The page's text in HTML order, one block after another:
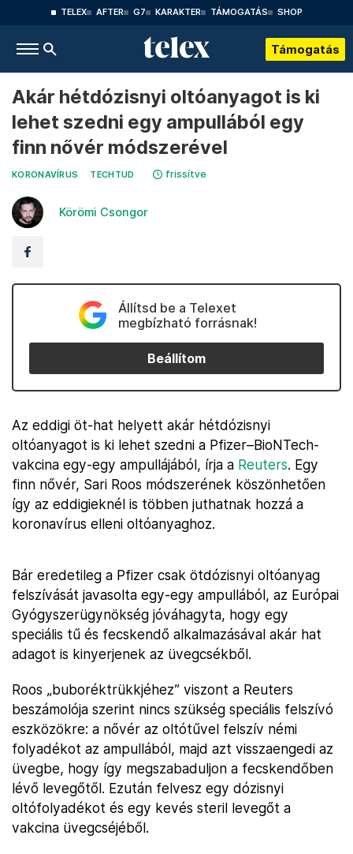
TELEX AFTER G7 KARAKTER TÁMOGATÁS SHOP
Támogatás
Akár hétdózisnyi oltóanyagot is ki
lehet szedni egy ampullából egy
finn nővér módszerével
KORONAVÍRUS TECHTUD frissítve
Körömi Csongor
Állítsd be a Telexet
megbízható forrásnak!
Beállítom
Az eddigi öt-hat helyett akár hétdózisnyi
oltóanyagot is ki lehet szedni a Pfizer–BioNTech-
vakcina egy-egy ampullájából, írja a Reuters. Egy
finn nővér, Sari Roos módszerének köszönhetően
így az eddigieknél is többen juthatnak hozzá a
koronavírus elleni oltóanyaghoz.
Bár eredetileg a Pfizer csak ötdózisnyi oltóanyag
felszívását javasolta egy-egy ampullából, az Európai
Gyógyszerügynökség jóváhagyta, hogy egy
speciális tű és fecskendő alkalmazásával akár hat
adagot is kinyerjenek az üvegcsékből.
Roos „buboréktrükkjéhez” viszont a Reuters
beszámolója szerint nincs szükség speciális felszívó
eszközökre: a nővér az oltótűvel felszív némi
folyadékot az ampullából, majd azt visszaengedi az
üvegbe, hogy így megszabaduljon a fecskendőben
lévő levegőtől. Ezután felvesz egy dózisnyi
oltófolyadékot és egy kevés steril levegőt a
vakcina üvegcséjéből.